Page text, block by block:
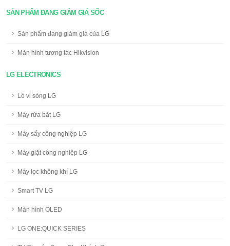
SẢN PHẨM ĐANG GIẢM GIÁ SỐC
Sản phẩm đang giảm giá của LG
Màn hình tương tác Hikvision
LG ELECTRONICS
Lò vi sóng LG
Máy rửa bát LG
Máy sấy công nghiệp LG
Máy giặt công nghiệp LG
Máy lọc không khí LG
Smart TV LG
Màn hình OLED
LG ONE:QUICK SERIES